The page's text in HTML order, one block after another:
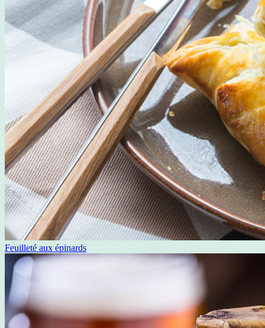
Feuilleté aux épinards